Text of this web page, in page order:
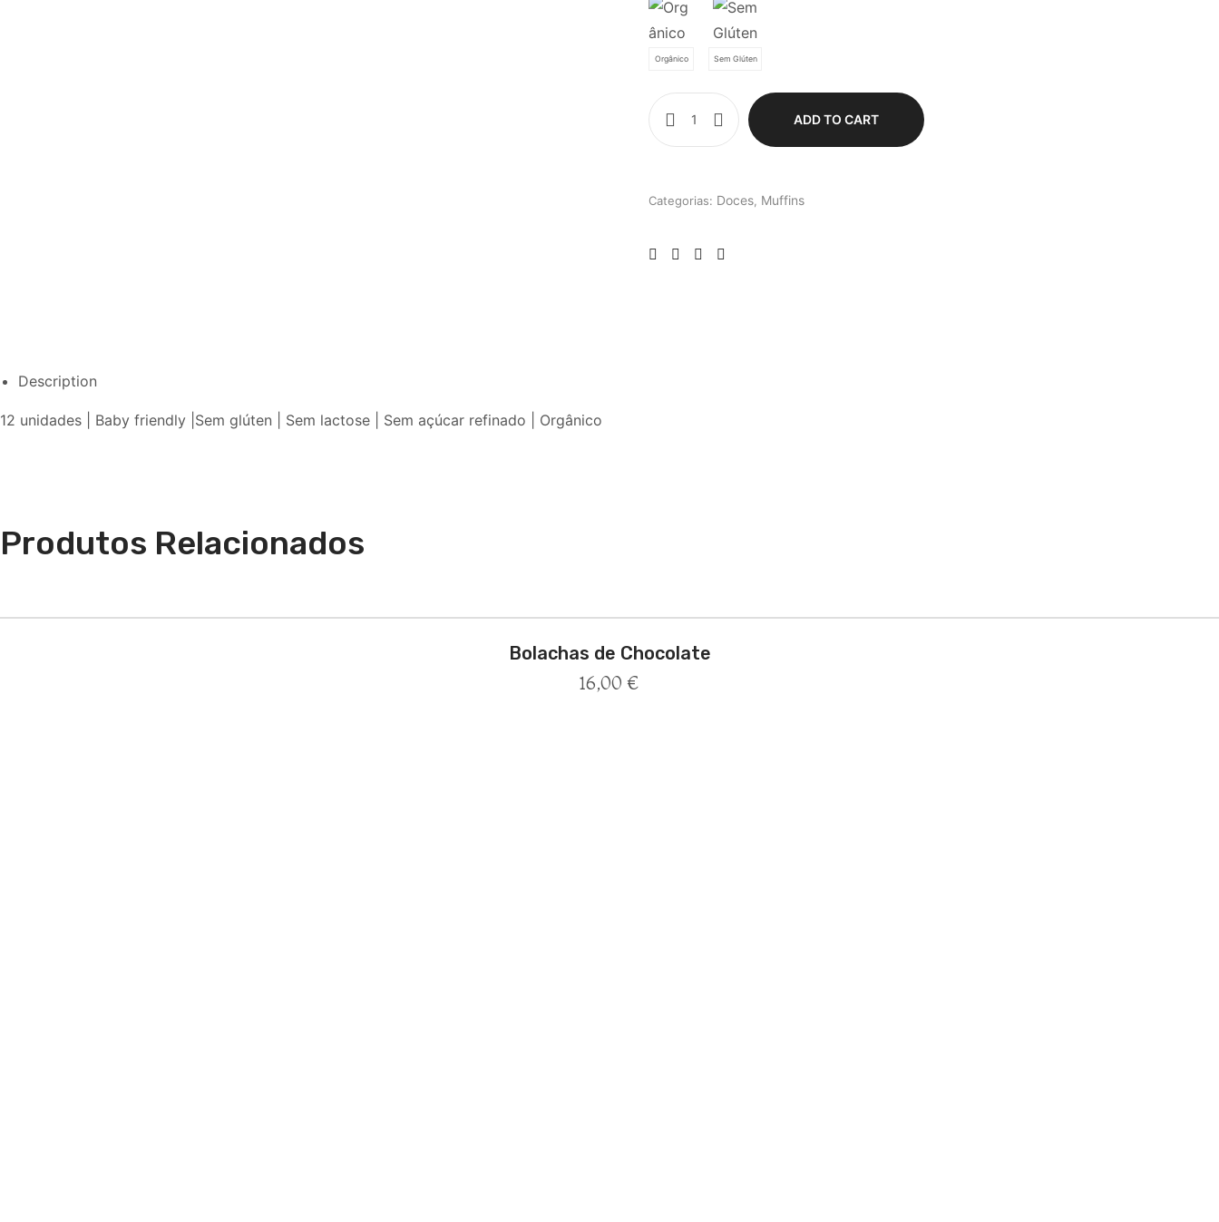
Orgânico Sem Glúten
ADD TO CART
Categorias: Doces Muffins
Description
12 unidades | Baby friendly |Sem glúten | Sem lactose | Sem açúcar refinado | Orgânico
Produtos Relacionados
Bolachas de Chocolate
16,00 €